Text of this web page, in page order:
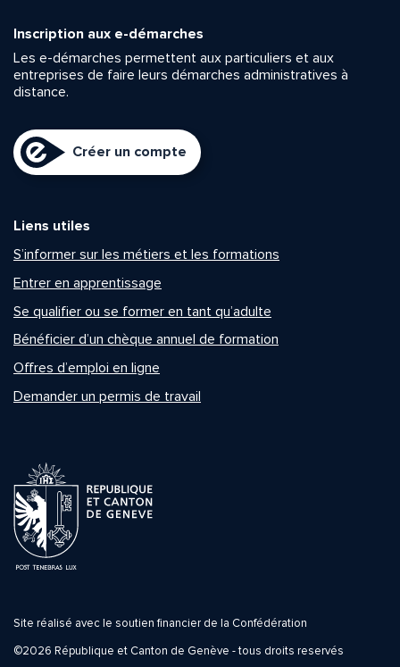
Inscription aux e-démarches
Les e-démarches permettent aux particuliers et aux
entreprises de faire leurs démarches administratives à
distance.
Créer un compte
Liens utiles
S’informer sur les métiers et les formations
Entrer en apprentissage
Se qualifier ou se former en tant qu’adulte
Bénéficier d’un chèque annuel de formation
Offres d’emploi en ligne
Demander un permis de travail
Site réalisé avec le soutien financier de la Confédération
©2026 République et Canton de Genève - tous droits reservés